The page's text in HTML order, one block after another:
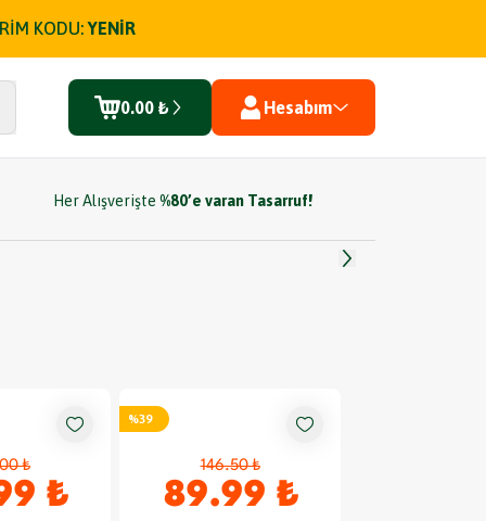
KODU:YENİR
0.00 ₺ Hesabım
Her Alışverişte %80’e varan Tasarruf!
₺
₺
%39
146.50 ₺
89.99 ₺